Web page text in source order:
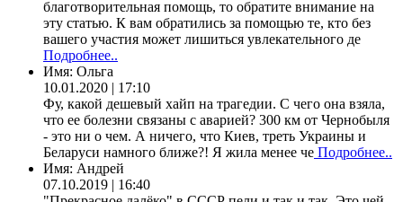
благотворительная помощь, то обратите внимание на
эту статью. К вам обратились за помощью те, кто без
вашего участия может лишиться увлекательного де
Подробнее..
Имя: Ольга
10.01.2020 | 17:10
Фу, какой дешевый хайп на трагедии. С чего она взяла,
что ее болезни связаны с аварией? 300 км от Чернобыля
- это ни о чем. А ничего, что Киев, треть Украины и
Беларуси намного ближе?! Я жила менее че Подробнее..
Имя: Андрей
07.10.2019 | 16:40